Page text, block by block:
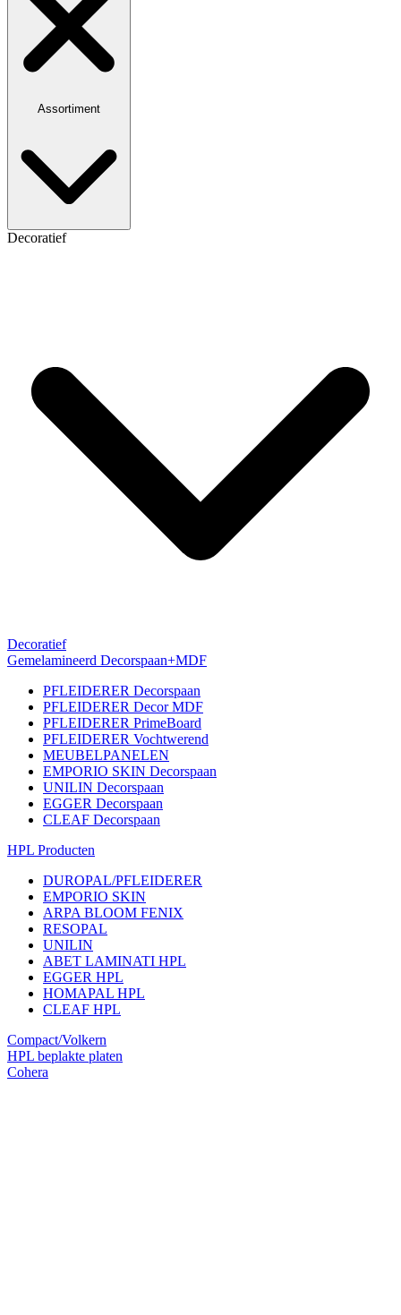
Assortiment
Decoratief
Decoratief
Gemelamineerd Decorspaan+MDF
PFLEIDERER Decorspaan
PFLEIDERER Decor MDF
PFLEIDERER PrimeBoard
PFLEIDERER Vochtwerend
MEUBELPANELEN
EMPORIO SKIN Decorspaan
UNILIN Decorspaan
EGGER Decorspaan
CLEAF Decorspaan
HPL Producten
DUROPAL/PFLEIDERER
EMPORIO SKIN
ARPA BLOOM FENIX
RESOPAL
UNILIN
ABET LAMINATI HPL
EGGER HPL
HOMAPAL HPL
CLEAF HPL
Compact/Volkern
HPL beplakte platen
Cohera